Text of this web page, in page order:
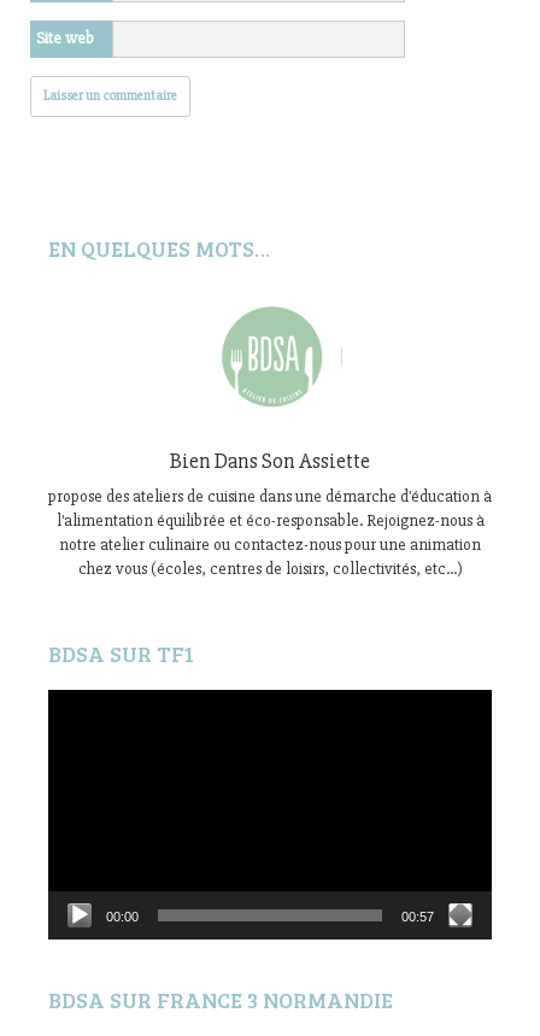
Site web
EN QUELQUES MOTS…
Bien Dans Son Assiette
propose des ateliers de cuisine dans une démarche d'éducation à
l'alimentation équilibrée et éco-responsable. Rejoignez-nous à
notre atelier culinaire ou contactez-nous pour une animation
chez vous (écoles, centres de loisirs, collectivités, etc...)
BDSA SUR TF1
00:00 00:57
BDSA SUR FRANCE 3 NORMANDIE